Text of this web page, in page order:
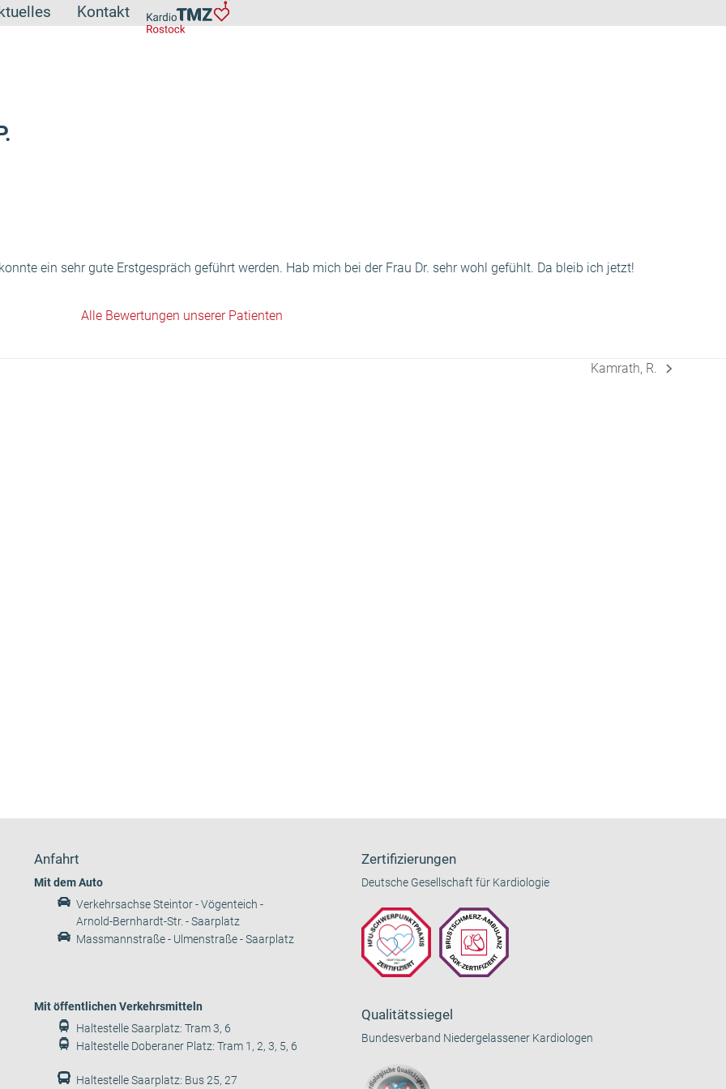
Kontakt
ein sehr gute Erstgespräch geführt werden. Hab mich bei der Frau Dr. sehr wohl gefühlt. Da bleib ich jetzt!
Alle Bewertungen unserer Patienten
Nächster
Kamrath, R.
Anfahrt
Mit dem Auto
Verkehrsachse Steintor - Vögenteich -
Arnold-Bernhardt-Str. - Saarplatz
Massmannstraße - Ulmenstraße - Saarplatz
Mit öffentlichen Verkehrsmitteln
Haltestelle Saarplatz: Tram 3, 6
Haltestelle Doberaner Platz: Tram 1, 2, 3, 5, 6
Haltestelle Saarplatz: Bus 25, 27
Zertifizierungen
Deutsche Gesellschaft für Kardiologie
Qualitätssiegel
Bundesverband Niedergelassener Kardiologen